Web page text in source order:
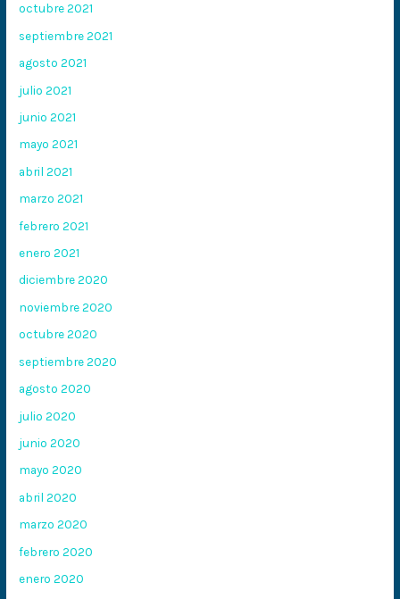
octubre 2021
septiembre 2021
agosto 2021
julio 2021
junio 2021
mayo 2021
abril 2021
marzo 2021
febrero 2021
enero 2021
diciembre 2020
noviembre 2020
octubre 2020
septiembre 2020
agosto 2020
julio 2020
junio 2020
mayo 2020
abril 2020
marzo 2020
febrero 2020
enero 2020